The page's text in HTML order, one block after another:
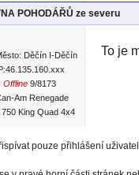
POHODÁŘŮ ze severu
Děčín I-Děčín
Offline 9/8173
Am Renegade
King Quad 4x4
To je
pouze přihlášení